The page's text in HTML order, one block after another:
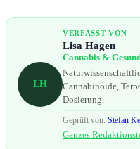
LH
VERFASST VON
Lisa Hagen
Cannabis &
Cannabinoide,
Dosierung.
Geprüft von: Stefan
Ganzes